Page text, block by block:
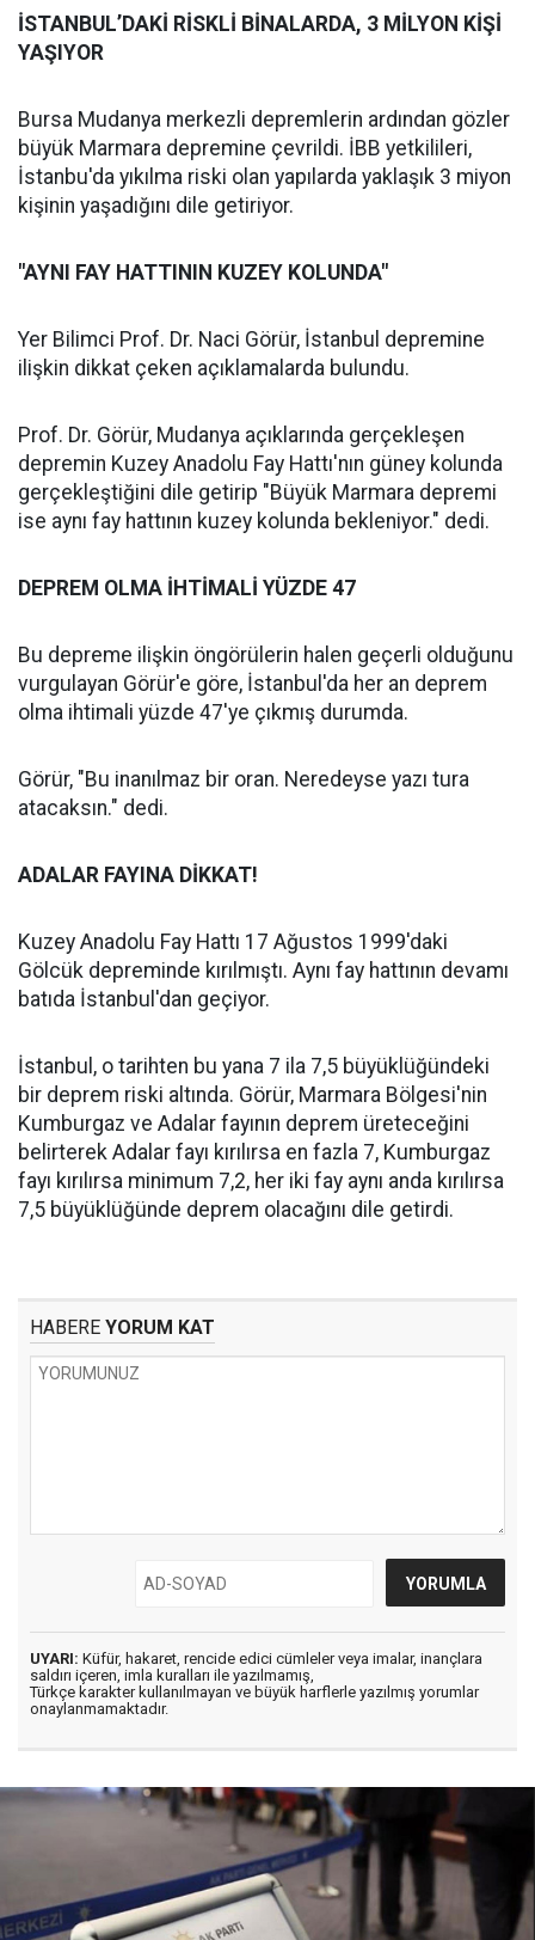
İSTANBUL’DAKİ RİSKLİ BİNALARDA, 3 MİLYON KİŞİ
YAŞIYOR
Bursa Mudanya merkezli depremlerin ardından gözler
büyük Marmara depremine çevrildi. İBB yetkilileri,
İstanbu'da yıkılma riski olan yapılarda yaklaşık 3 miyon
kişinin yaşadığını dile getiriyor.
"AYNI FAY HATTININ KUZEY KOLUNDA"
Yer Bilimci Prof. Dr. Naci Görür, İstanbul depremine
ilişkin dikkat çeken açıklamalarda bulundu.
Prof. Dr. Görür, Mudanya açıklarında gerçekleşen
depremin Kuzey Anadolu Fay Hattı'nın güney kolunda
gerçekleştiğini dile getirip "Büyük Marmara depremi
ise aynı fay hattının kuzey kolunda bekleniyor." dedi.
DEPREM OLMA İHTİMALİ YÜZDE 47
Bu depreme ilişkin öngörülerin halen geçerli olduğunu
vurgulayan Görür'e göre, İstanbul'da her an deprem
olma ihtimali yüzde 47'ye çıkmış durumda.
Görür, "Bu inanılmaz bir oran. Neredeyse yazı tura
atacaksın." dedi.
ADALAR FAYINA DİKKAT!
Kuzey Anadolu Fay Hattı 17 Ağustos 1999'daki
Gölcük depreminde kırılmıştı. Aynı fay hattının devamı
batıda İstanbul'dan geçiyor.
İstanbul, o tarihten bu yana 7 ila 7,5 büyüklüğündeki
bir deprem riski altında. Görür, Marmara Bölgesi'nin
Kumburgaz ve Adalar fayının deprem üreteceğini
belirterek Adalar fayı kırılırsa en fazla 7, Kumburgaz
fayı kırılırsa minimum 7,2, her iki fay aynı anda kırılırsa
7,5 büyüklüğünde deprem olacağını dile getirdi.
HABERE YORUM KAT
UYARI: Küfür, hakaret, rencide edici cümleler veya imalar, inançlara
saldırı içeren, imla kuralları ile yazılmamış,
Türkçe karakter kullanılmayan ve büyük harflerle yazılmış yorumlar
onaylanmamaktadır.